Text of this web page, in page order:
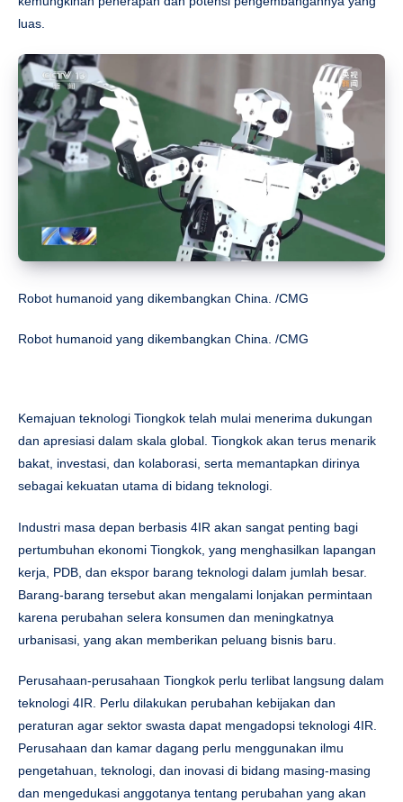
luas.
Robot humanoid yang dikembangkan China. /CMG
Robot humanoid yang dikembangkan China. /CMG
Kemajuan teknologi Tiongkok telah mulai menerima dukungan
dan apresiasi dalam skala global. Tiongkok akan terus menarik
bakat, investasi, dan kolaborasi, serta memantapkan dirinya
sebagai kekuatan utama di bidang teknologi.
Industri masa depan berbasis 4IR akan sangat penting bagi
pertumbuhan ekonomi Tiongkok, yang menghasilkan lapangan
kerja, PDB, dan ekspor barang teknologi dalam jumlah besar.
Barang-barang tersebut akan mengalami lonjakan permintaan
karena perubahan selera konsumen dan meningkatnya
urbanisasi, yang akan memberikan peluang bisnis baru.
Perusahaan-perusahaan Tiongkok perlu terlibat langsung dalam
teknologi 4IR. Perlu dilakukan perubahan kebijakan dan
peraturan agar sektor swasta dapat mengadopsi teknologi 4IR.
Perusahaan dan kamar dagang perlu menggunakan ilmu
pengetahuan, teknologi, dan inovasi di bidang masing-masing
dan mengedukasi anggotanya tentang perubahan yang akan